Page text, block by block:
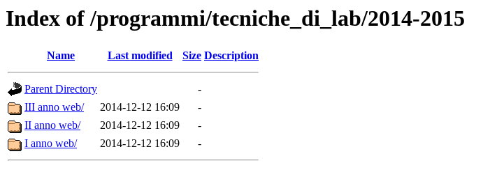
Index of /programmi/tecniche_di_lab/2014-2015
Name Last modified Size Description
Parent Directory
-
III anno web/
2014-12-12 16:09
-
II anno web/
2014-12-12 16:09
-
I anno web/
2014-12-12 16:09 -